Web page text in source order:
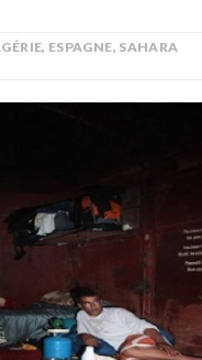
, ESPAGNE, SAHARA